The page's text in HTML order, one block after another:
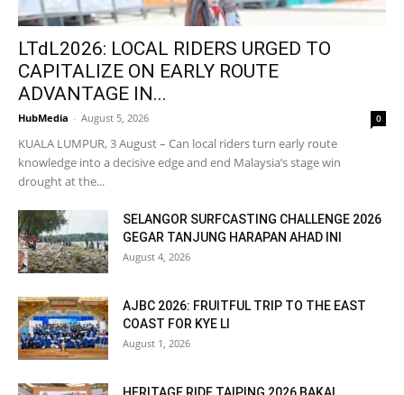
LTdL2026: LOCAL RIDERS URGED TO
CAPITALIZE ON EARLY ROUTE
ADVANTAGE IN...
HubMedia - August 5, 2026 0
KUALA LUMPUR, 3 August – Can local riders turn early route
knowledge into a decisive edge and end Malaysia’s stage win
drought at the...
SELANGOR SURFCASTING CHALLENGE 2026
GEGAR TANJUNG HARAPAN AHAD INI
August 4, 2026
AJBC 2026: FRUITFUL TRIP TO THE EAST
COAST FOR KYE LI
August 1, 2026